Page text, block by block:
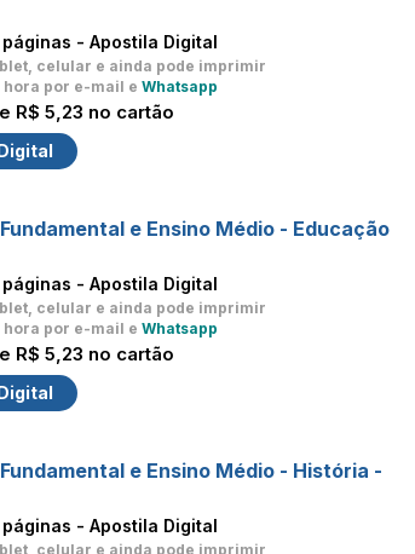
páginas - Apostila Digital
celular e ainda pode imprimir
hora por e-mail e Whatsapp
R$ 5,23 no cartão
e Ensino Médio - Educação
páginas - Apostila Digital
celular e ainda pode imprimir
hora por e-mail e Whatsapp
R$ 5,23 no cartão
e Ensino Médio - História -
páginas - Apostila Digital
celular e ainda pode imprimir